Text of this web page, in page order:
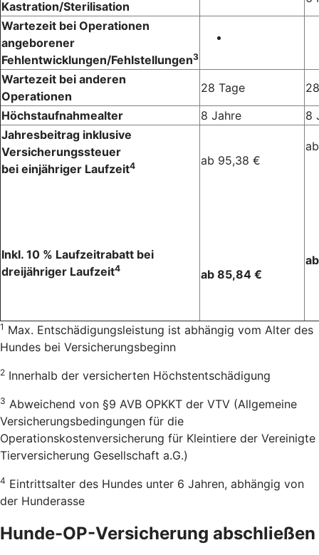
Kastration/Sterilisation
Wartezeit bei Operationen
angeborener
Fehlentwicklungen/Fehlstellungen3
Wartezeit bei anderen
Operationen
28 Tage
Höchstaufnahmealter
8 Jahre
8
Jahresbeitrag inklusive
Versicherungssteuer
bei einjähriger Laufzeit4
Inkl. 10 % Laufzeitrabatt bei
dreijähriger Laufzeit4
ab 95,38 €
ab 85,84 €
1 Max. Entschädigungsleistung ist abhängig vom Alter des
Hundes bei Versicherungsbeginn
2 Innerhalb der versicherten Höchstentschädigung
3 Abweichend von §9 AVB OPKKT der VTV (Allgemeine
Versicherungsbedingungen für die
Operationskostenversicherung für Kleintiere der Vereinigte
Tierversicherung Gesellschaft a.G.)
4 Eintrittsalter des Hundes unter 6 Jahren, abhängig von
der Hunderasse
Hunde-OP-Versicherung abschließen